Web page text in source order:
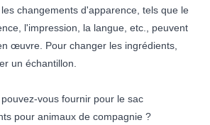
changements d'apparence, tels que le
l'impression, la langue, etc., peuvent
œuvre. Pour changer les ingrédients,
un échantillon.
vous fournir pour le sac
pour animaux de compagnie ?